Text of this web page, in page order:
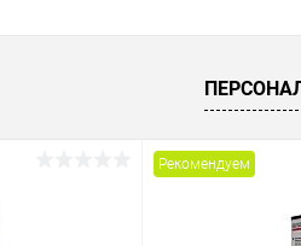
Рекомендуем